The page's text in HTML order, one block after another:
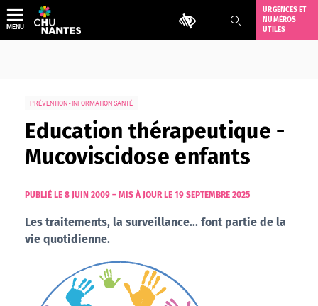
Aller
au
contenu
Outils d'accessibilité
URGENCES ET
NUMÉROS
UTILES
MENU
PRÉVENTION - INFORMATION SANTÉ
Education thérapeutique -
Mucoviscidose enfants
PUBLIÉ LE 8 JUIN 2009 – MIS À JOUR LE 19 SEPTEMBRE 2025
Les traitements, la surveillance... font partie de la
vie quotidienne.